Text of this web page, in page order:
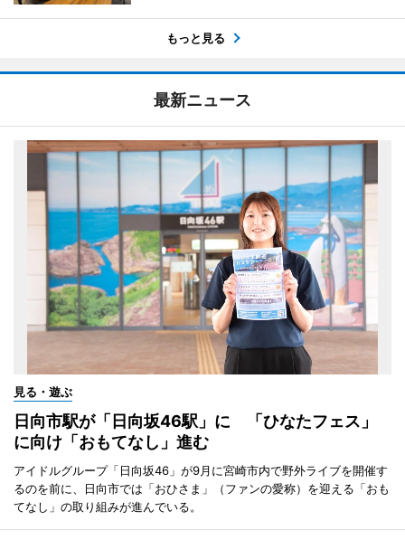
もっと見る
最新ニュース
見る・遊ぶ
日向市駅が「日向坂46駅」に 「ひなたフェス」
に向け「おもてなし」進む
アイドルグループ「日向坂46」が9月に宮崎市内で野外ライブを開催す
るのを前に、日向市では「おひさま」（ファンの愛称）を迎える「おも
てなし」の取り組みが進んでいる。